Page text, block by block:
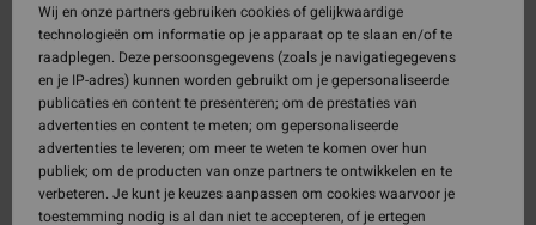
Wij en onze partners gebruiken cookies of gelijkwaardige
technologieën om informatie op je apparaat op te slaan en/of te
raadplegen. Deze persoonsgegevens (zoals je navigatiegegevens
en je IP-adres) kunnen worden gebruikt om je gepersonaliseerde
publicaties en content te presenteren; om de prestaties van
advertenties en content te meten; om gepersonaliseerde
advertenties te leveren; om meer te weten te komen over hun
publiek; om de producten van onze partners te ontwikkelen en te
verbeteren. Je kunt je keuzes aanpassen om cookies waarvoor je
toestemming nodig is al dan niet te accepteren, of je ertegen